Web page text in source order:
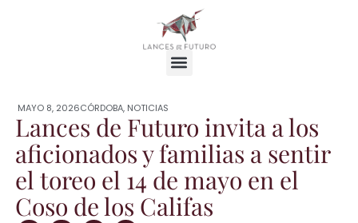
MAYO 8, 2026CÓRDOBA, NOTICIAS
Lances de Futuro invita a los
aficionados y familias a sentir
el toreo el 14 de mayo en el
Coso de los Califas